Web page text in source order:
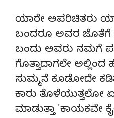
ಯಾರೇ ಅಪರಿಚಿತರು
ಬಂದರೂ ಅವರ
ಬಂದು ಅವರು ನಮಗೆ
ಗೊತ್ತಾದಾಗಲೇ
ಸುಮ್ಮನೆ ಕೂಡೋದೇ
ಕಾರು ತೊಳೆಯುತ್ತಲೋ
ಮಾಡುತ್ತಾ 'ಕಾಯಕವೇ